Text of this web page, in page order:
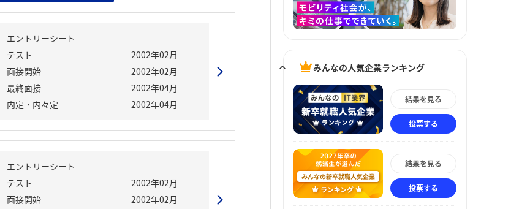
エントリーシート
テスト
2002年02月
面接開始
2002年02月
最終面接
2002年04月
内定・内々定
2002年04月
エントリーシート
テスト
2002年02月
面接開始
2002年02月
みんなの人気企業ランキング
結果を見る
投票する
結果を見る
投票する